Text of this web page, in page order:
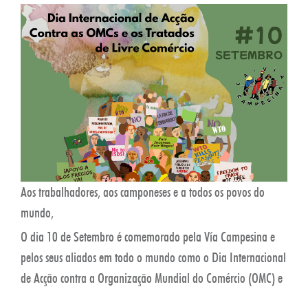
Aos trabalhadores, aos camponeses e a todos os povos do
mundo,
O dia 10 de Setembro é comemorado pela Vía Campesina e
pelos seus aliados em todo o mundo como o Dia Internacional
de Acção contra a Organização Mundial do Comércio (OMC) e